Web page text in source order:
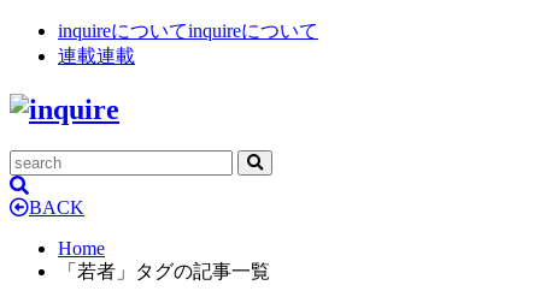
inquireについてinquireについて
連載連載
BACK
Home
「若者」タグの記事一覧